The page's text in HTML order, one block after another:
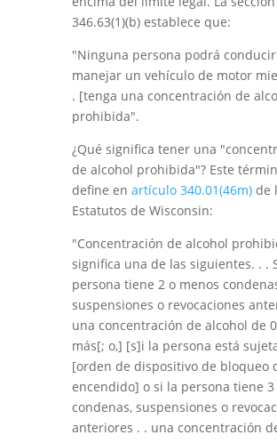
346.63(1)(b) establece que:
"Ninguna persona podrá
manejar un vehículo de motor
. [tenga una concentración de
prohibida".
¿Qué significa tener una
de alcohol prohibida"? Este
define en artículo 340.01(46m)de
Estatutos de Wisconsin:
"Concentración de alcohol
significa una de las siguientes. . .
persona tiene 2 o menos
suspensiones o revocaciones
una concentración de alcohol de
más[; o,] [s]i la persona está
[orden de dispositivo de bloqueo
encendido] o si la persona tiene 3
condenas, suspensiones o
anteriores . . una concentración